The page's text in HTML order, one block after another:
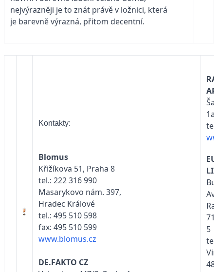
nejvýrazněji je to znát právě v ložnici, která
je barevně výrazná, přitom decentní.
Kontakty:
Blomus
Křižíkova 51, Praha 8
tel.: 222 316 990
Masarykovo nám. 397,
Hradec Králové
tel.: 495 510 598
fax: 495 510 599
www.blomus.cz
DE.FAKTO CZ
5